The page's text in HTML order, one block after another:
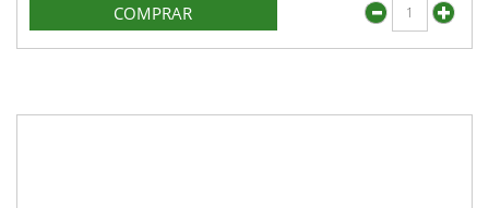
COMPRAR